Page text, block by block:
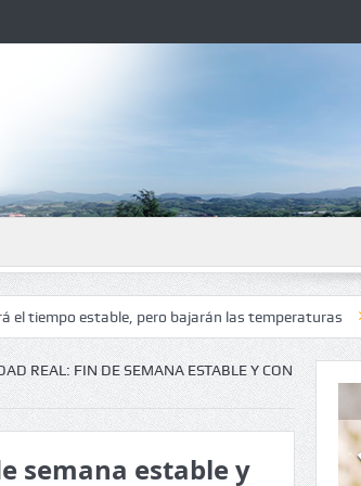
pero bajarán las temperaturas El tiempo
REAL: FIN DE SEMANA ESTABLE Y CON
semana estable y